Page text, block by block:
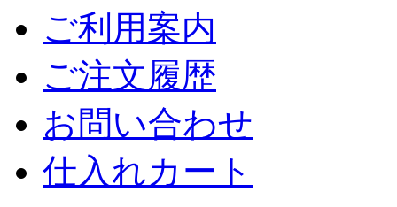
ご利用案内
ご注文履歴
お問い合わせ
仕入れカート